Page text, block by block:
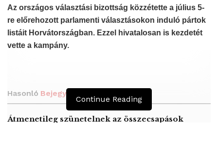
Az országos választási bizottság közzétette a július 5-
re előrehozott parlamenti választásokon induló pártok
listáit Horvátországban. Ezzel hivatalosan is kezdetét
vette a kampány.
Hasonló Bejegyzések
Átmenetileg szünetelnek az összecsapások
Continue Reading